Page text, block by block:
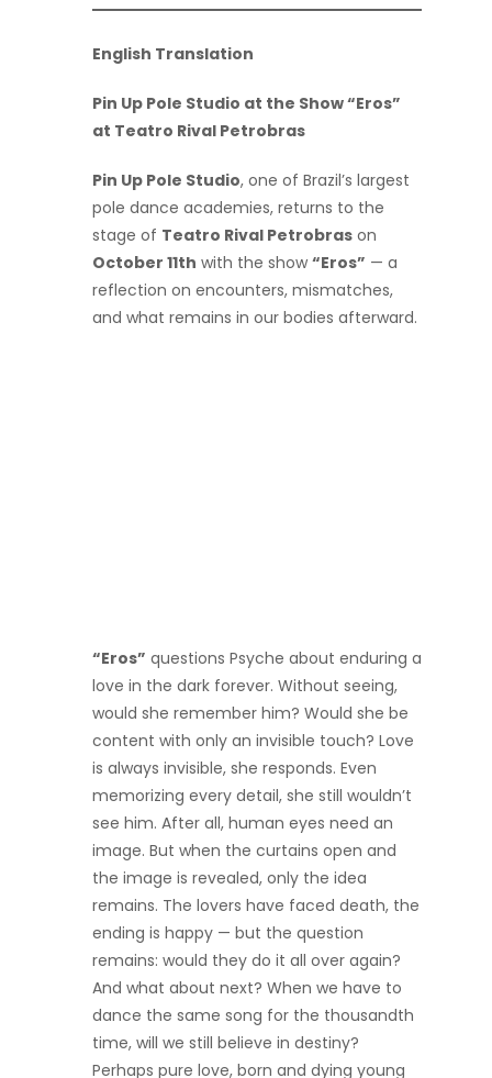
English Translation
Pin Up Pole Studio at the Show “Eros”
at Teatro Rival Petrobras
Pin Up Pole Studio, one of Brazil’s largest
pole dance academies, returns to the
stage of Teatro Rival Petrobras on
October 11th with the show “Eros” — a
reflection on encounters, mismatches,
and what remains in our bodies afterward.
“Eros” questions Psyche about enduring a
love in the dark forever. Without seeing,
would she remember him? Would she be
content with only an invisible touch? Love
is always invisible, she responds. Even
memorizing every detail, she still wouldn’t
see him. After all, human eyes need an
image. But when the curtains open and
the image is revealed, only the idea
remains. The lovers have faced death, the
ending is happy — but the question
remains: would they do it all over again?
And what about next? When we have to
dance the same song for the thousandth
time, will we still believe in destiny?
Perhaps pure love, born and dying young